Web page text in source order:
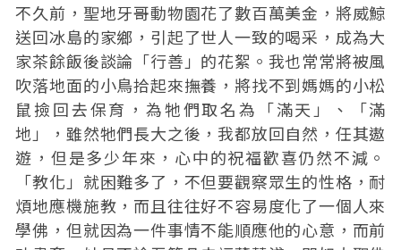
不久前，聖地牙哥動物園花了數百萬美金，將威鯨
送回冰島的家鄉，引起了世人一致的喝采，成為大
家茶餘飯後談論「行善」的花絮。我也常常將被風
吹落地面的小鳥拾起來撫養，將找不到媽媽的小松
鼠撿回去保育，為牠們取名為「滿天」、「滿
地」，雖然牠們長大之後，我都放回自然，任其遨
遊，但是多少年來，心中的祝福歡喜仍然不減。
「教化」就困難多了，不但要觀察眾生的性格，耐
煩地應機施教，而且往往好不容易度化了一個人來
學佛，但就因為一件事情不能順應他的心意，而前